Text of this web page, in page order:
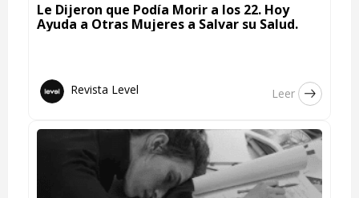
Le Dijeron que Podía Morir a los 22. Hoy
Ayuda a Otras Mujeres a Salvar su Salud.
Revista Level Leer